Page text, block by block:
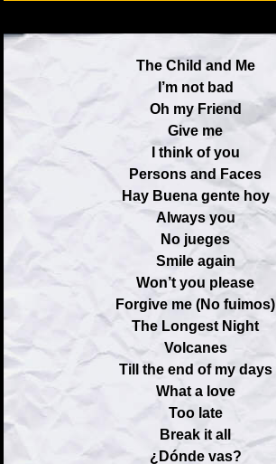
The Child and Me
I’m not bad
Oh my Friend
Give me
I think of you
Persons and Faces
Hay Buena gente hoy
Always you
No jueges
Smile again
Won’t you please
Forgive me (No fuimos)
The Longest Night
Volcanes
Till the end of my days
What a love
Too late
Break it all
¿Dónde vas?